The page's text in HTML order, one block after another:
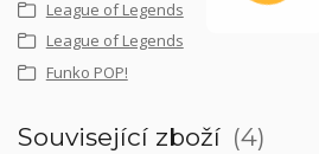
League of Legends
League of Legends
Funko POP!
Související zboží 4